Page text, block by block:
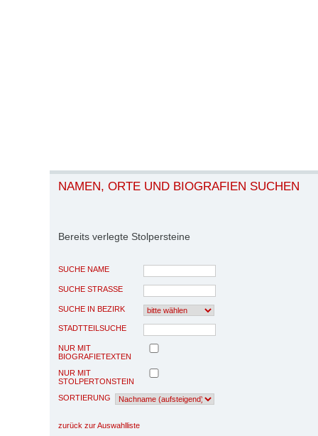
NAMEN, ORTE UND BIOGRAFIEN SUCHEN
Bereits verlegte Stolpersteine
SUCHE NAME
SUCHE STRASSE
SUCHE IN BEZIRK
STADTTEILSUCHE
NUR MIT
BIOGRAFIETEXTEN
NUR MIT
STOLPERTONSTEIN
SORTIERUNG
zurück zur Auswahlliste